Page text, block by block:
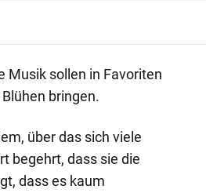
Musik sollen in Favoriten
bringen.
über das sich viele
begehrt, dass sie die
dass es kaum